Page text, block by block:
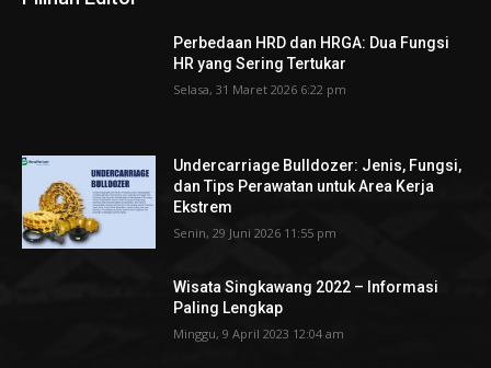
Perbedaan HRD dan HRGA: Dua Fungsi
HR yang Sering Tertukar
Selasa, 31 Maret 2026 6:22 pm
Undercarriage Bulldozer: Jenis, Fungsi,
dan Tips Perawatan untuk Area Kerja
Ekstrem
Senin, 29 Juni 2026 11:55 pm
Wisata Singkawang 2022 – Informasi
Paling Lengkap
Minggu, 9 April 2023 12:04 am